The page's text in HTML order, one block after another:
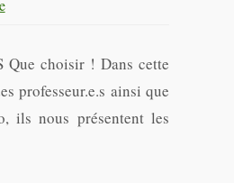
Que choisir ! Dans cette
professeur.e.s ainsi que
ils nous présentent les